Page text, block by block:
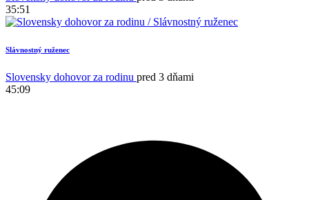
35:51
Slávnostný ruženec
Slovensky dohovor za rodinu pred 3 dňami
45:09